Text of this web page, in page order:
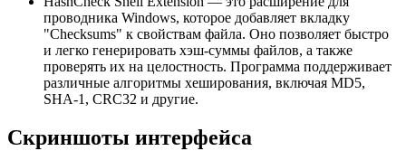
проводника Windows, которое добавляет вкладку
"Checksums" к свойствам файла. Оно позволяет быстро
и легко генерировать хэш-суммы файлов, а также
проверять их на целостность. Программа поддерживает
различные алгоритмы хеширования, включая MD5,
SHA-1, CRC32 и другие.
Скриншоты интерфейса